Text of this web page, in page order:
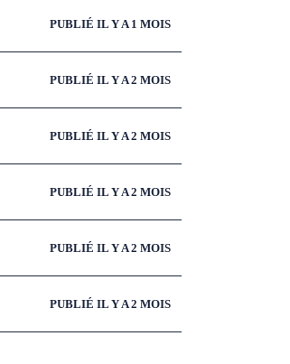
PUBLIÉ IL Y A 1 MOIS
PUBLIÉ IL Y A 2 MOIS
PUBLIÉ IL Y A 2 MOIS
PUBLIÉ IL Y A 2 MOIS
PUBLIÉ IL Y A 2 MOIS
PUBLIÉ IL Y A 2 MOIS